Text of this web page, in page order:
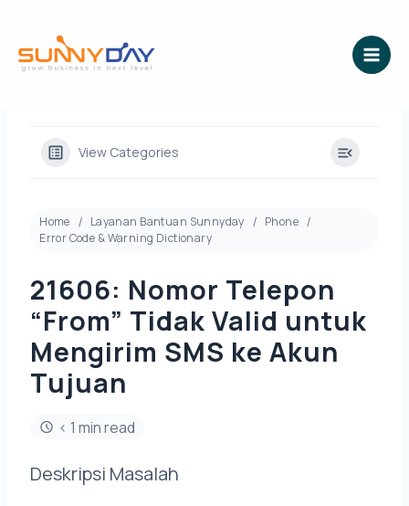
konten
View Categories
Home Layanan Bantuan Sunnyday
Phone
Error Code & Warning Dictionary
21606: Nomor Telepon
“From” Tidak Valid untuk
Mengirim SMS ke Akun
Tujuan
< 1 min read
Deskripsi Masalah